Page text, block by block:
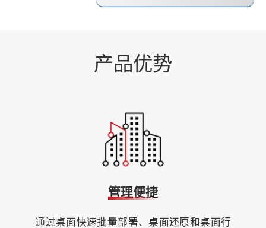
产品优势
管理便捷
通过桌面快速批量部署、桌面还原和桌面行